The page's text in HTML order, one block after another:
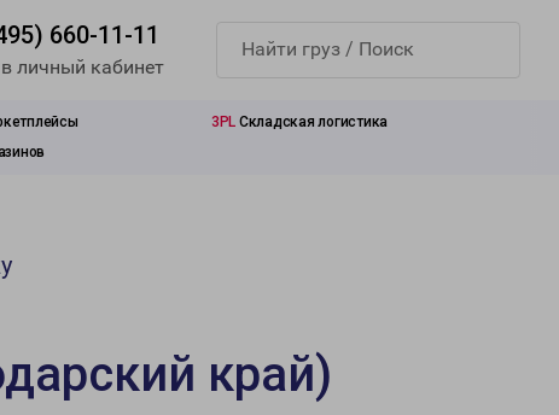
660-11-11
личный кабинет
3PL Складская логистика
край)